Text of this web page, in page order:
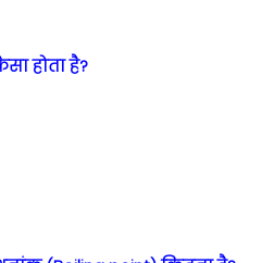
होता है?